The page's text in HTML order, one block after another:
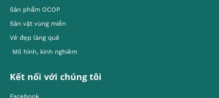
Sản phẩm OCOP
Sản vật vùng miền
Vẻ đẹp làng quê
Mô hình, kinh nghiêm
Kết nối với chúng tôi
Facebook